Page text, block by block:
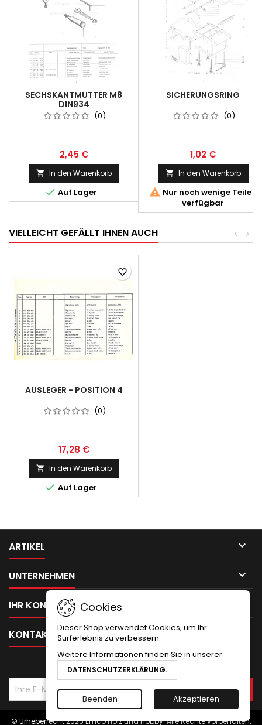
SECHSKANTMUTTER M8
DIN934
(0)
2,45 €
 In den Warenkorb
 Auf Lager
SICHERUNGSRING
(0)
1,02 €
 In den Warenkorb
 Nur noch wenige Teile
verfügbar
VIELLEICHT GEFÄLLT IHNEN AUCH >
<
AUSLEGER - POSITION 4
(0)
17,28 €
 In den Warenkorb
 Auf Lager
favorite_border
ARTIKEL 
UNTERNEHMEN 
IHR KONTO
KONTAKT
Cookies
Dieser Shop verwendet Cookies, um Ihr
Surferlebnis zu verbessern.
Weitere Informationen finden Sie in unserer
DATENSCHUTZERKLÄRUNG.
Beenden Akzeptieren
NEWSLETTER
© Urheberrecht 2026 Emco Holz und Hobby. Alle Rechte vorbehalten.